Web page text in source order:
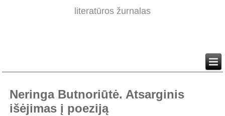
literatūros žurnalas
Neringa Butnoriūtė. Atsarginis
išėjimas į poeziją